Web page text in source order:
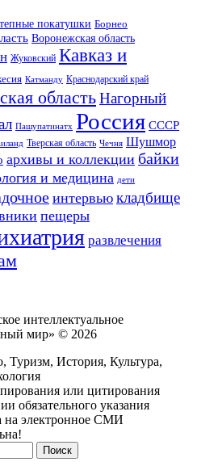
покатушки Борнео
Воронежская область
Жуковский Кавказ и
Катманду Краснодарский край
областьНагорный
Пашупатинатх Россия СССР
Тверская область Чечня Шушмор
архивы и коллекции байки
и медицина дети
интервью кладбище
пещеры
развлечения
интеллектуальное
мир» © 2026
Туризм, История, Культура,
или цитирования
обязательного указания
на электронное СМИ